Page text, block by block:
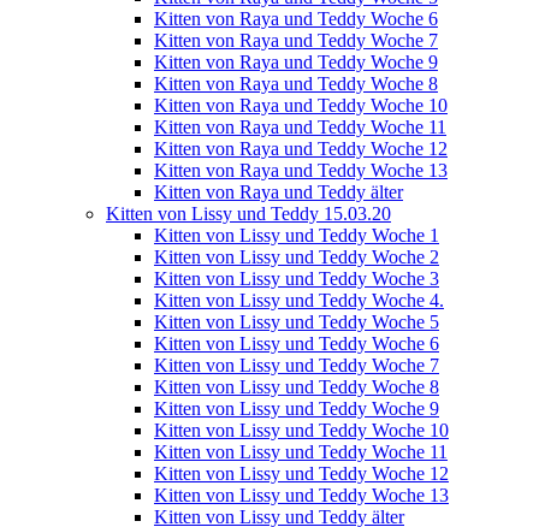
Kitten von Raya und Teddy Woche 6
Kitten von Raya und Teddy Woche 7
Kitten von Raya und Teddy Woche 9
Kitten von Raya und Teddy Woche 8
Kitten von Raya und Teddy Woche 10
Kitten von Raya und Teddy Woche 11
Kitten von Raya und Teddy Woche 12
Kitten von Raya und Teddy Woche 13
Kitten von Raya und Teddy älter
Kitten von Lissy und Teddy 15.03.20
Kitten von Lissy und Teddy Woche 1
Kitten von Lissy und Teddy Woche 2
Kitten von Lissy und Teddy Woche 3
Kitten von Lissy und Teddy Woche 4.
Kitten von Lissy und Teddy Woche 5
Kitten von Lissy und Teddy Woche 6
Kitten von Lissy und Teddy Woche 7
Kitten von Lissy und Teddy Woche 8
Kitten von Lissy und Teddy Woche 9
Kitten von Lissy und Teddy Woche 10
Kitten von Lissy und Teddy Woche 11
Kitten von Lissy und Teddy Woche 12
Kitten von Lissy und Teddy Woche 13
Kitten von Lissy und Teddy älter